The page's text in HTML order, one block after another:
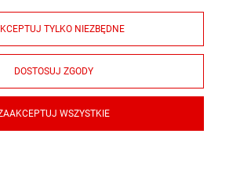
Informacje
Płatności i dostawa
TYLKO NIEZBĘDNE
DOSTOSUJ ZGODY
WSZYSTKIE